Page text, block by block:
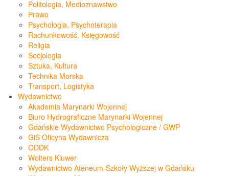
Politologia, Medioznawstwo
Prawo
Psychologia, Psychoterapia
Rachunkowość, Księgowość
Religia
Socjologia
Sztuka, Kultura
Technika Morska
Transport, Logistyka
Wydawnictwo
Akademia Marynarki Wojennej
Biuro Hydrograficzne Marynarki Wojennej
Gdańskie Wydawnictwo Psychologiczne / GWP
GiS Oficyna Wydawnicza
ODDK
Wolters Kluwer
Wydawnictwo Ateneum-Szkoły Wyższej w Gdańsku